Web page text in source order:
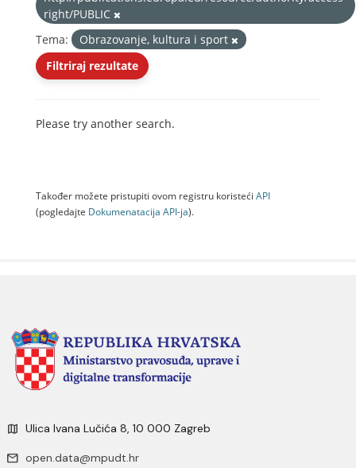
right/PUBLIC
Tema:
Obrazovanje, kultura i sport
Filtriraj rezultate
Please try another search.
Također možete pristupiti ovom registru koristeći API
(pogledajte Dokumenаtаcijа API-jа).